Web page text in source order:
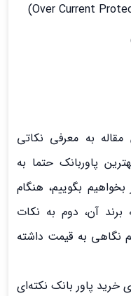
به معرفی نکاتی
پاوربانک حتما به
بگوییم، هنگام
برند آن، دوم به نکات
نگاهی به قیمت داشته
خرید پاور بانک نکته‌ای